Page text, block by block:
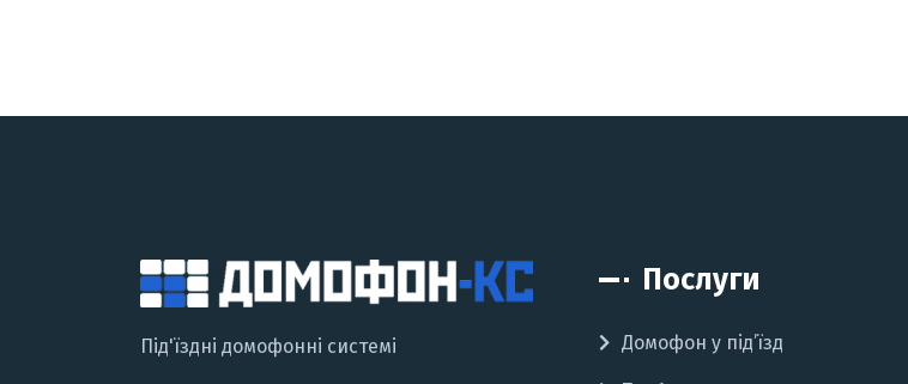
Під'їздні домофонні системі
Послуги
Домофон у під’їзд